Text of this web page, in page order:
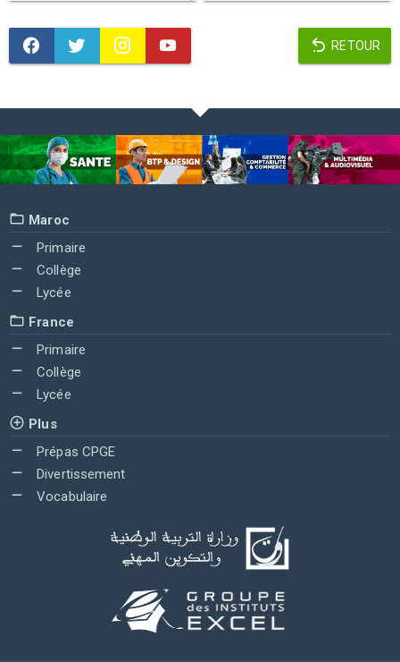
RETOUR
Maroc
Primaire
Collège
Lycée
France
Primaire
Collège
Lycée
Plus
Prépas CPGE
Divertissement
Vocabulaire